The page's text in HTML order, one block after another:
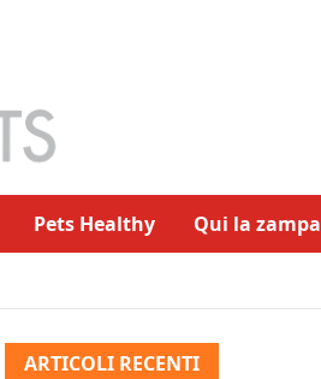
Pets Healthy Qui la zampa
ARTICOLI RECENTI